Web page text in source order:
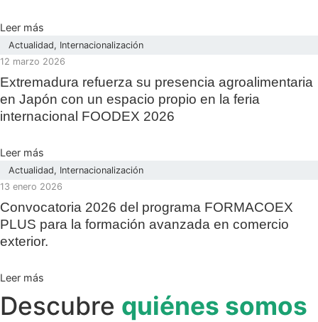
Leer más
Actualidad, Internacionalización
12 marzo 2026
Extremadura refuerza su presencia agroalimentaria
en Japón con un espacio propio en la feria
internacional FOODEX 2026
Leer más
Actualidad, Internacionalización
13 enero 2026
Convocatoria 2026 del programa FORMACOEX
PLUS para la formación avanzada en comercio
exterior.
Leer más
Descubre quiénes somos